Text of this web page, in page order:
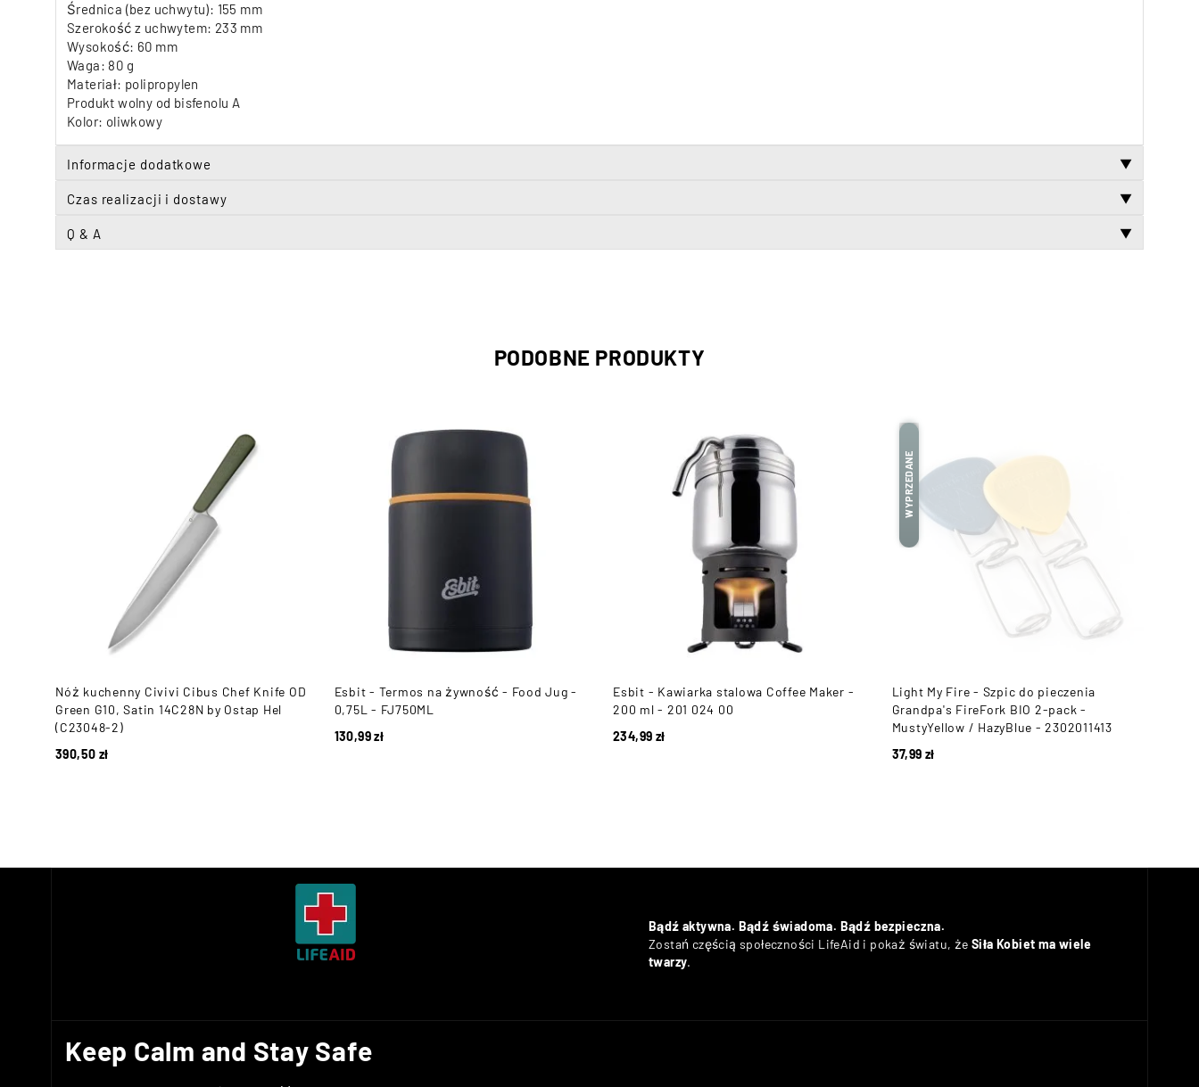
Średnica (bez uchwytu): 155 mm
Szerokość z uchwytem: 233 mm
Wysokość: 60 mm
Waga: 80 g
Materiał: polipropylen
Produkt wolny od bisfenolu A
Kolor: oliwkowy
Informacje dodatkowe ▼
Czas realizacji i dostawy ▼
Q & A ▼
PODOBNE PRODUKTY
Nóż kuchenny Civivi Cibus Chef Knife OD
Green G10, Satin 14C28N by Ostap Hel
(C23048-2)
390,50 zł
Esbit - Termos na żywność - Food Jug -
0,75L - FJ750ML
130,99zł
Esbit - Kawiarka stalowa Coffee Maker -
200 ml - 201 024 00
234,99 zł
WYPRZEDANE
Light My Fire - Szpic do pieczenia
Grandpa's FireFork BIO 2-pack -
MustyYellow / HazyBlue - 2302011413
37,99 zł
Bądź aktywna. Bądź świadoma. Bądź bezpieczna.
Zostań częścią społeczności LifeAid i pokaż światu, że Siła Kobiet ma wiele
twarzy.
Keep Calm and Stay Safe